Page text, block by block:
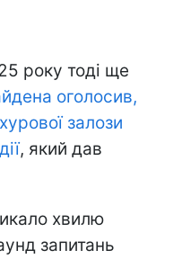
року тоді ще
оголосив,
залози
, який дав
хвилю
запитань